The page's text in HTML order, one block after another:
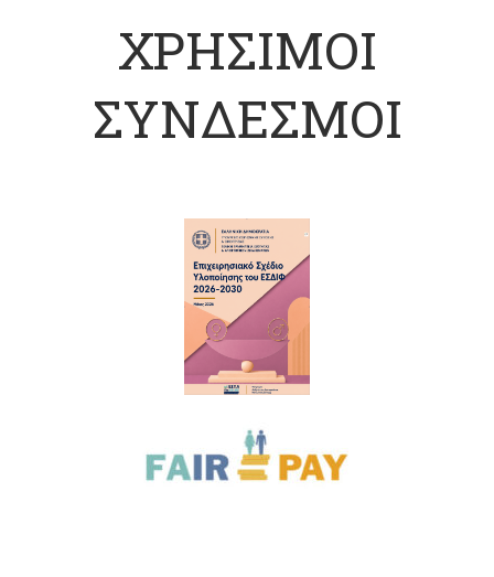
ΧΡΗΣΙΜΟΙ
ΣΥΝΔΕΣΜΟΙ